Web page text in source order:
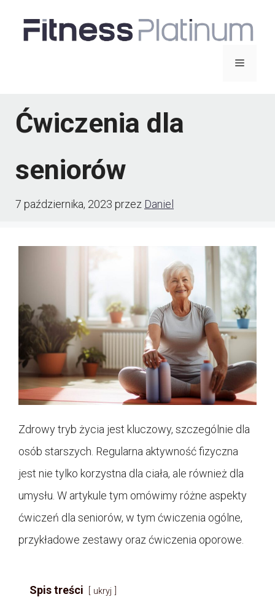
Menu
Ćwiczenia dla
seniorów
7 października, 2023 przez Daniel
Zdrowy tryb życia jest kluczowy, szczególnie dla
osób starszych. Regularna aktywność fizyczna
jest nie tylko korzystna dla ciała, ale również dla
umysłu. W artykule tym omówimy różne aspekty
ćwiczeń dla seniorów, w tym ćwiczenia ogólne,
przykładowe zestawy oraz ćwiczenia oporowe.
Spis treści ukryj